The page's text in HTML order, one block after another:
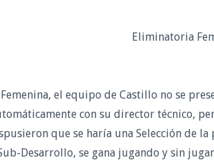
Eliminatoria
el equipo de Castillo no se
con su director técnico,
que se haría una Selección de
Desarrollo, se gana jugando y sin jugar